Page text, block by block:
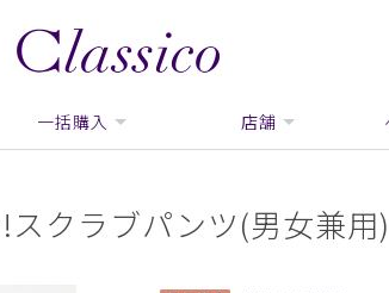
一括購入 店舗
クラブパンツ(男女兼用)